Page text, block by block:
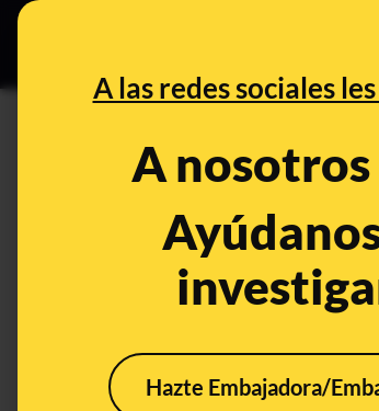
A las redes sociales
A nosotros
Hazte Embajadora/
No hay evidencias
cuerpo, facilitando
alcalinas